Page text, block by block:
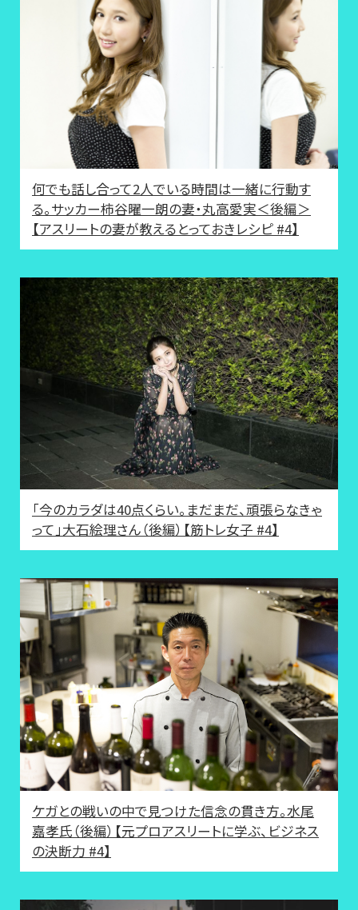
何でも話し合って2人でいる時間は一緒に行動す
る。サッカー柿谷曜一朗の妻・丸高愛実＜後編＞
【アスリートの妻が教えるとっておきレシピ #4】
「今のカラダは40点くらい。まだまだ、頑張らなきゃ
って」大石絵理さん（後編）【筋トレ女子 #4】
ケガとの戦いの中で見つけた信念の貫き方。水尾
嘉孝氏（後編）【元プロアスリートに学ぶ、ビジネス
の決断力 #4】